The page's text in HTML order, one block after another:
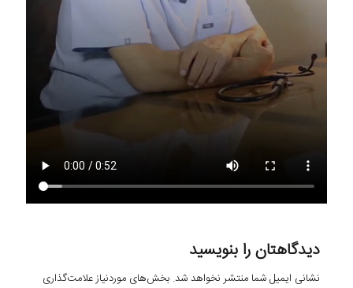
دیدگاهتان را بنویسید
نشانی ایمیل شما منتشر نخواهد شد. بخش‌های موردنیاز علامت‌گذاری